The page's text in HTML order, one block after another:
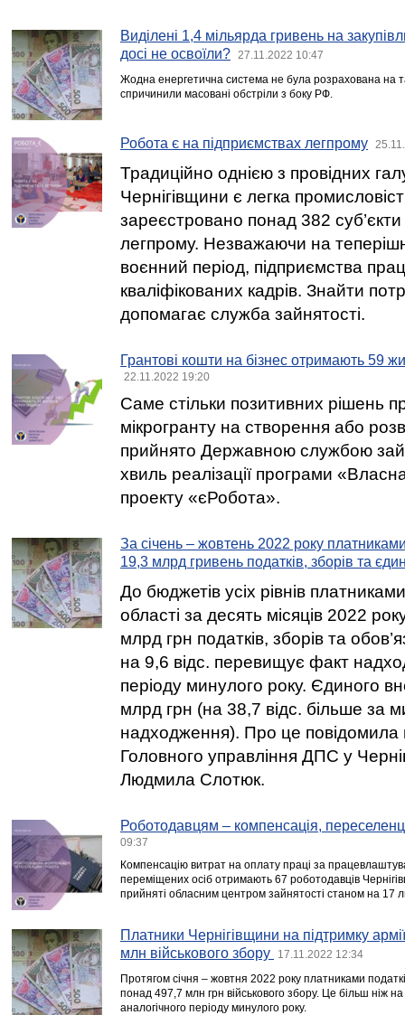
Виділені 1,4 мільярда гривень на
досі не освоїли?
27.11.2022 10:47
Жодна енергетична система не була розрахована на
спричинили масовані обстріли з боку РФ.
Робота є на підприємствах легпрому
Традиційно однією з провідних
Чернігівщини є легка
зареєстровано понад 382
легпрому. Незважаючи на
воєнний період, підприємства
кваліфікованих кадрів. Знайти
допомагає служба зайнятості.
Грантові кошти на бізнес отримають 59
22.11.2022 19:20
Саме стільки позитивних рішень
мікрогранту на створення або
прийнято Державною службою
хвиль реалізації програми
проекту «єРобота».
За січень – жовтень 2022 року
19,3 млрд гривень податків, зборів та
До бюджетів усіх рівнів платниками
області за десять місяців 2022
млрд грн податків, зборів та
на 9,6 відс. перевищує факт
періоду минулого року. Єдиного
млрд грн (на 38,7 відс. більше за
надходження). Про це повідомила
Головного управління ДПС у
Людмила Слотюк.
Роботодавцям – компенсація,
09:37
Компенсацію витрат на оплату праці за
переміщених осіб отримають 67 роботодавців
прийняті обласним центром зайнятості станом на 17
Платники Чернігівщини на підтримку
млн військового збору
17.11.2022 12:34
Протягом січня – жовтня 2022 року платниками
понад 497,7 млн грн військового збору. Це більш ніж
аналогічного періоду минулого року.